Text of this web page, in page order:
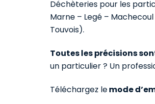
Déchèteries pour les
Marne – Legé –
Touvois).
Toutes les précisions
un particulier ? Un
Téléchargez lemode